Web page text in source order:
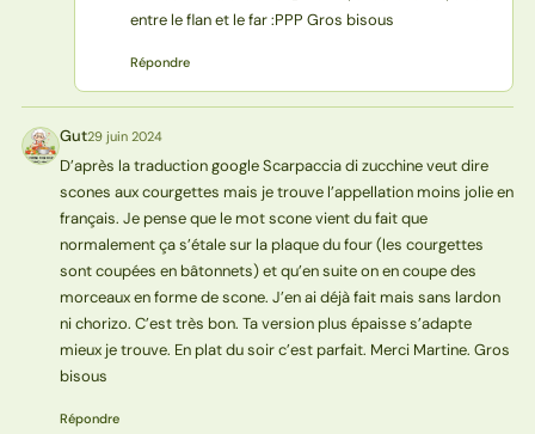
entre le flan et le far :PPP Gros bisous
Répondre
G Gut29 juin 2024
D’après la traduction google Scarpaccia di zucchine veut dire
scones aux courgettes mais je trouve l’appellation moins jolie en
français. Je pense que le mot scone vient du fait que
normalement ça s’étale sur la plaque du four (les courgettes
sont coupées en bâtonnets) et qu’en suite on en coupe des
morceaux en forme de scone. J’en ai déjà fait mais sans lardon
ni chorizo. C’est très bon. Ta version plus épaisse s’adapte
mieux je trouve. En plat du soir c’est parfait. Merci Martine. Gros
bisous
Répondre